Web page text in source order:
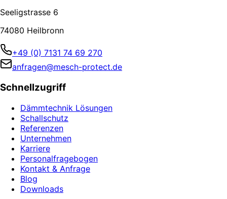
Seeligstrasse 6
74080 Heilbronn
+49 (0) 7131 74 69 270
anfragen@mesch-protect.de
Schnellzugriff
Dämmtechnik Lösungen
Schallschutz
Referenzen
Unternehmen
Karriere
Personalfragebogen
Kontakt & Anfrage
Blog
Downloads